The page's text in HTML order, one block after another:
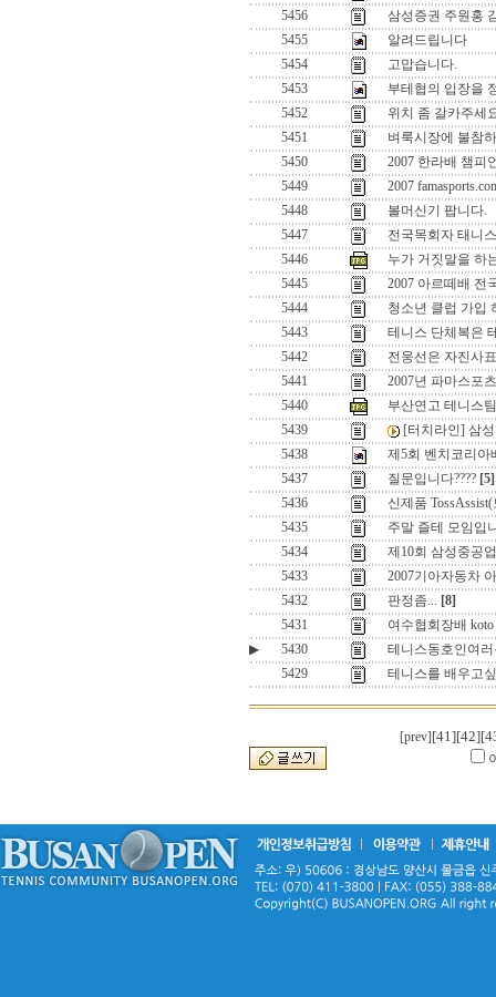
5456
삼성증권 주원홍
5455
알려드립니다
5454
고맙습니다.
5453
부테협의 입장을
5452
위치 좀 갈카주세
5451
벼룩시장에 불참
5450
2007 한라배 챔피
5449
2007
5448
볼머신기 팝니다.
5447
전국목회자 태니
5446
누가 거짓말을 하
5445
2007 아르떼배 전
5444
청소년 클럽 가입
5443
테니스 단체복은
5442
전웅선은 자진사
5441
2007년 파마스포
5440
부산연고 테니스
5439
[터치라인] 삼
5438
제5회 벤치코리아
5437
질문입니다???? [5]
5436
신제품
5435
주말 즐테 모임입
5434
제10회 삼성중공
5433
2007기아자동차
5432
판정좀... [8]
5431
여수협회장배
▶
5430
테니스동호인여
5429
테니스를 배우고
[prev] [41][42]